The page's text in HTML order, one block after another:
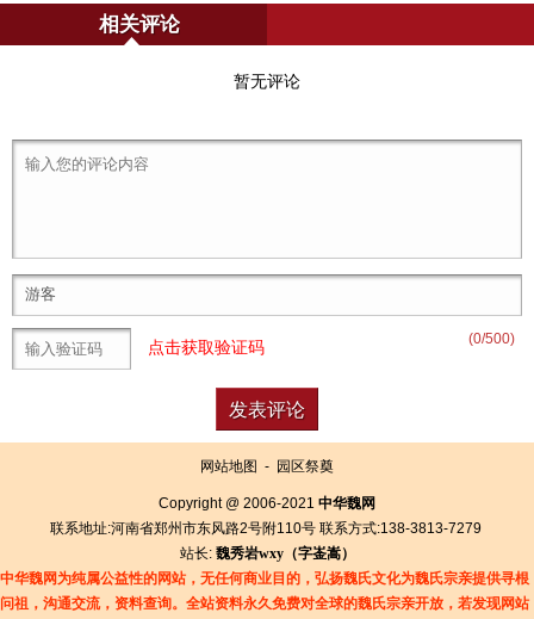
相关评论
暂无评论
(0/500)
点击获取验证码
网站地图 - 园区祭奠
Copyright @ 2006-2021 中华魏网
联系地址:河南省郑州市东风路2号附110号 联系方式:138-3813-7279
站长: 魏秀岩wxy（字崟嵩）
中华魏网为纯属公益性的网站，无任何商业目的，弘扬魏氏文化为魏氏宗亲提供寻根
问祖，沟通交流，资料查询。全站资料永久免费对全球的魏氏宗亲开放，若发现网站